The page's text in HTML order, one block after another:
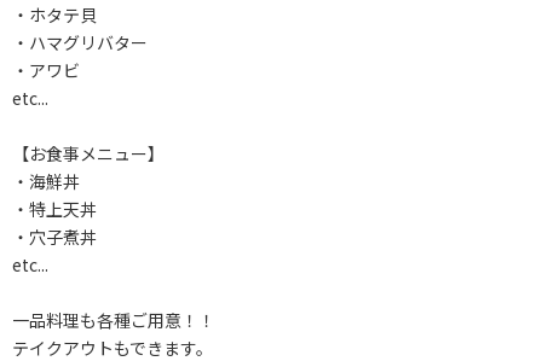
・ホタテ貝
・ハマグリバター
・アワビ
etc...
【お食事メニュー】
・海鮮丼
・特上天丼
・穴子煮丼
etc...
一品料理も各種ご用意！！
テイクアウトもできます。